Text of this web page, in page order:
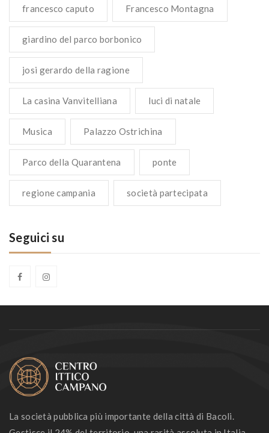
francesco caputo Francesco Montagna
giardino del parco borbonico
josi gerardo della ragione
La casina Vanvitelliana luci di natale
Musica Palazzo Ostrichina
Parco della Quarantena ponte
regione campania società partecipata
Seguici su
La società pubblica più importante della città di Bacoli.